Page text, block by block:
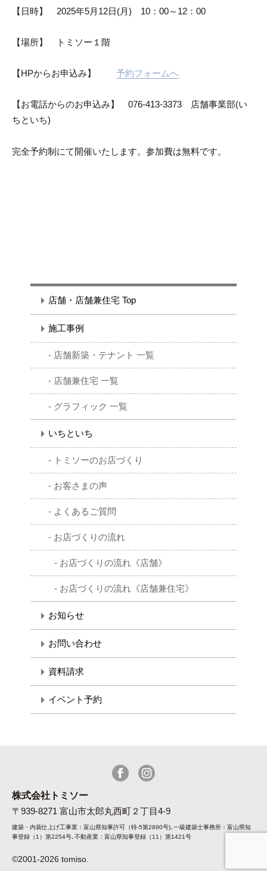
【日時】 2025年5月12日(月) 10：00～12：00
【場所】 トミソー１階
【HPからお申込み】 予約フォームへ
【お電話からのお申込み】 076-413-3373 店舗事業部(い
ちといち)
完全予約制にて開催いたします。参加費は無料です。
店舗・店舗兼住宅 Top
施工事例
店舗新築・テナント 一覧
店舗兼住宅 一覧
グラフィック 一覧
いちといち
トミソーのお店づくり
お客さまの声
よくあるご質問
お店づくりの流れ
お店づくりの流れ《店舗》
お店づくりの流れ《店舗兼住宅》
お知らせ
お問い合わせ
資料請求
イベント予約
株式会社トミソー
〒939-8271 富山市太郎丸西町２丁目4-9
建築・内装仕上げ工事業：富山県知事許可（特-5第2890号)､一級建築士事務所：富山県知
事登録（1）第2254号､不動産業：富山県知事登録（11）第1421号
©2001-2026 tomiso.